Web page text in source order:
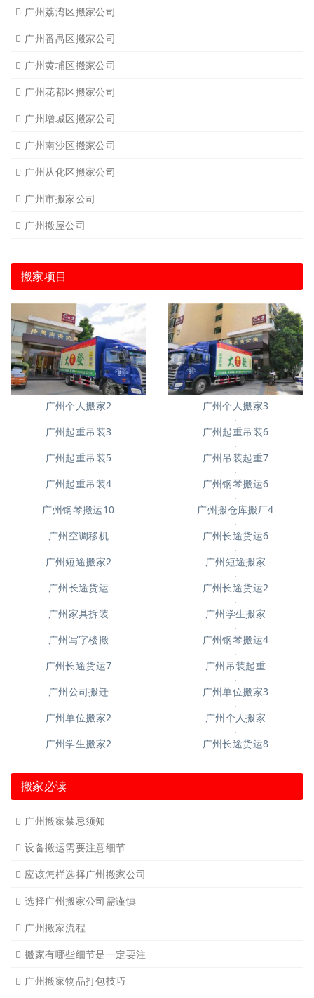
广州荔湾区搬家公司
广州番禺区搬家公司
广州黄埔区搬家公司
广州花都区搬家公司
广州增城区搬家公司
广州南沙区搬家公司
广州从化区搬家公司
广州市搬家公司
广州搬屋公司
搬家项目
广州个人搬家2
广州个人搬家3
广州起重吊装3
广州起重吊装6
广州起重吊装5
广州吊装起重7
广州起重吊装4
广州钢琴搬运6
广州钢琴搬运10
广州搬仓库搬厂4
广州空调移机
广州长途货运6
广州短途搬家2
广州短途搬家
广州长途货运
广州长途货运2
广州家具拆装
广州学生搬家
广州写字楼搬
广州钢琴搬运4
广州公司搬迁
搬家必读
广州搬家禁忌须知
设备搬运需要注意细节
应该怎样选择广州搬家公司
选择广州搬家公司需谨慎